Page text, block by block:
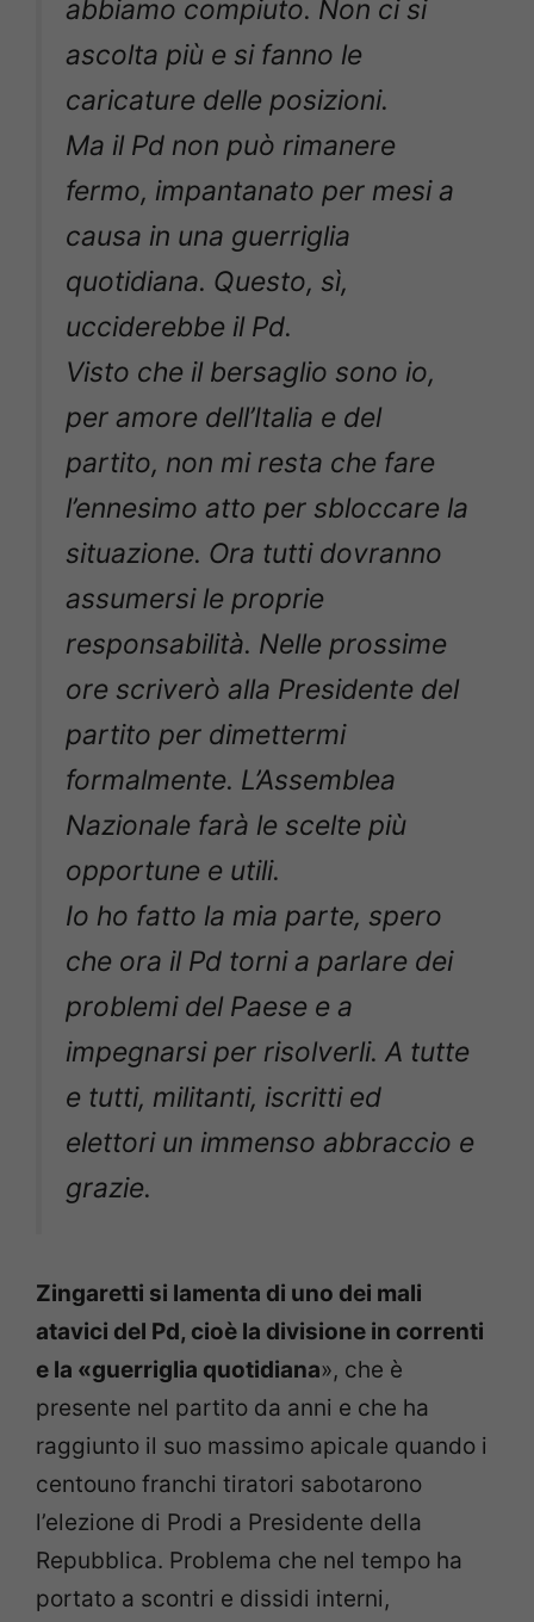
abbiamo compiuto. Non ci si
ascolta più e si fanno le
caricature delle posizioni.
Ma il Pd non può rimanere
fermo, impantanato per mesi a
causa in una guerriglia
quotidiana. Questo, sì,
ucciderebbe il Pd.
Visto che il bersaglio sono io,
per amore dell’Italia e del
partito, non mi resta che fare
l’ennesimo atto per sbloccare la
situazione. Ora tutti dovranno
assumersi le proprie
responsabilità. Nelle prossime
ore scriverò alla Presidente del
partito per dimettermi
formalmente. L’Assemblea
Nazionale farà le scelte più
opportune e utili.
Io ho fatto la mia parte, spero
che ora il Pd torni a parlare dei
problemi del Paese e a
impegnarsi per risolverli. A tutte
e tutti, militanti, iscritti ed
elettori un immenso abbraccio e
grazie.
Zingaretti si lamenta di uno dei mali
atavici del Pd, cioè la divisione in correnti
e la «guerriglia quotidiana», che è
presente nel partito da anni e che ha
raggiunto il suo massimo apicale quando i
centouno franchi tiratori sabotarono
l’elezione di Prodi a Presidente della
Repubblica. Problema che nel tempo ha
portato a scontri e dissidi interni,